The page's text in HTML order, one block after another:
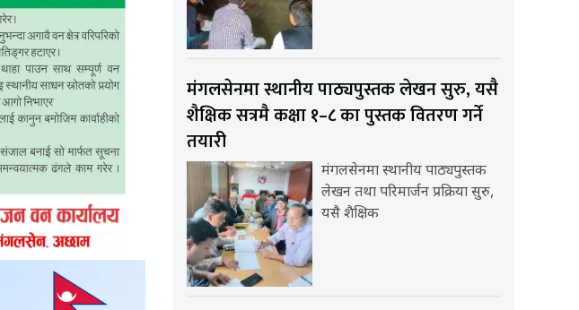
मंगलसेनमा स्थानीय पाठ्यपुस्तक लेखन सुरु, यसै
शैक्षिक सत्रमै कक्षा १–८ का पुस्तक वितरण गर्ने
तयारी
मंगलसेनमा स्थानीय पाठ्यपुस्तक
लेखन तथा परिमार्जन प्रक्रिया सुरु,
यसै शैक्षिक